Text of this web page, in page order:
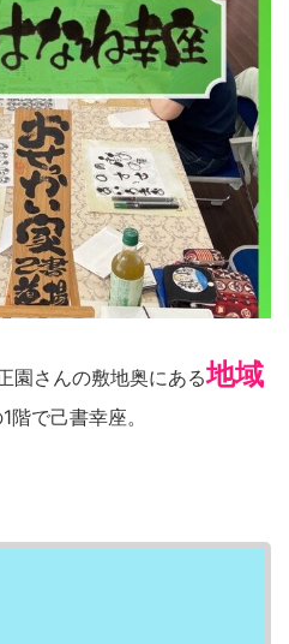
園さんの敷地奥にある地域
階で己書幸座。